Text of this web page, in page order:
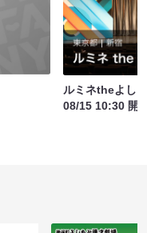
ルミネtheよし
08/15 10:30 開